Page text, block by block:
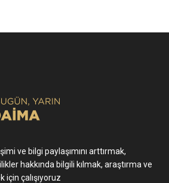
ve bilgi paylaşımını arttırmak,
hakkında bilgili kılmak, araştırma ve
çalışıyoruz